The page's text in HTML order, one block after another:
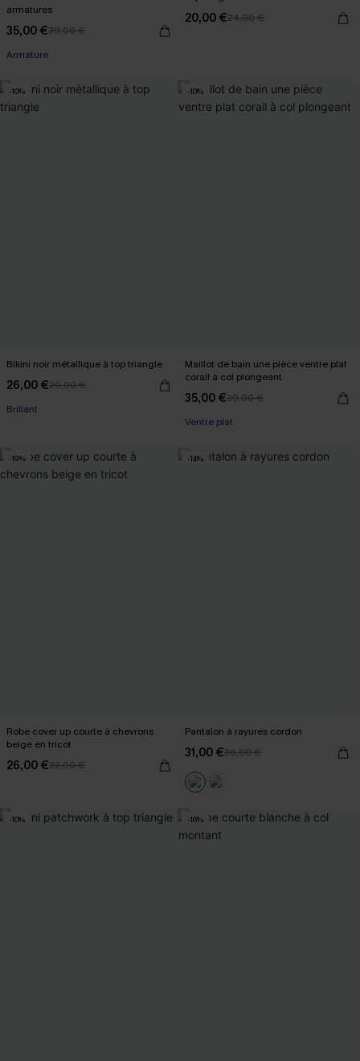
armatures
35,00 €39,00 €
Armature
20,00 €24,00 €
-10%
Bikini noir métallique à top triangle
26,00 €29,00 €
Brillant
-10%
Maillot de bain une pièce ventre plat
corail à col plongeant
35,00 €39,00 €
Ventre plat
-19%
Robe cover up courte à chevrons
beige en tricot
26,00 €32,00 €
-14%
Pantalon à rayures cordon
31,00 €36,00 €
-10% -16%